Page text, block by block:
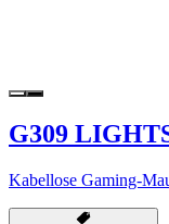
G309
Kabellose Gaming-